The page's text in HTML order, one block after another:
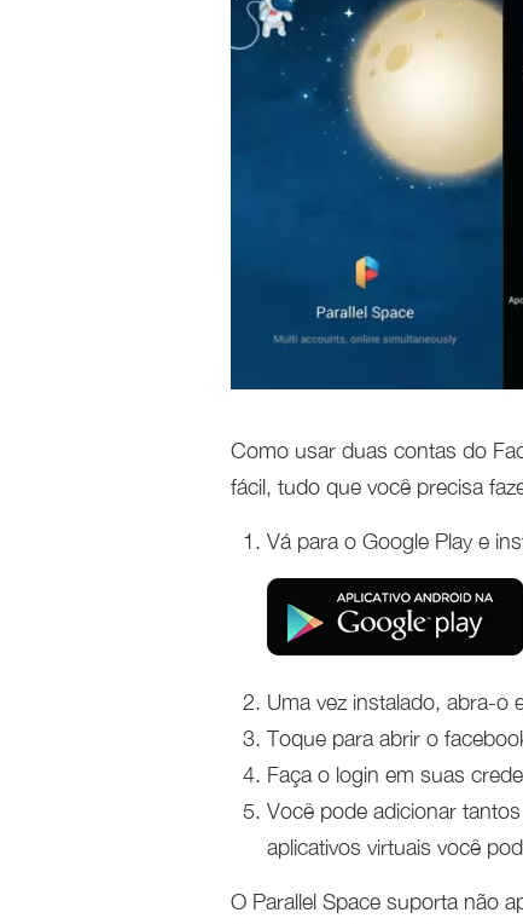
Como usar duas contas do
fácil, tudo que você precisa
Vá para o Google Play e
Uma vez instalado, abra-o
Toque para abrir o
Faça o login em suas
Você pode adicionar
aplicativos virtuais você
O Parallel Space suporta não